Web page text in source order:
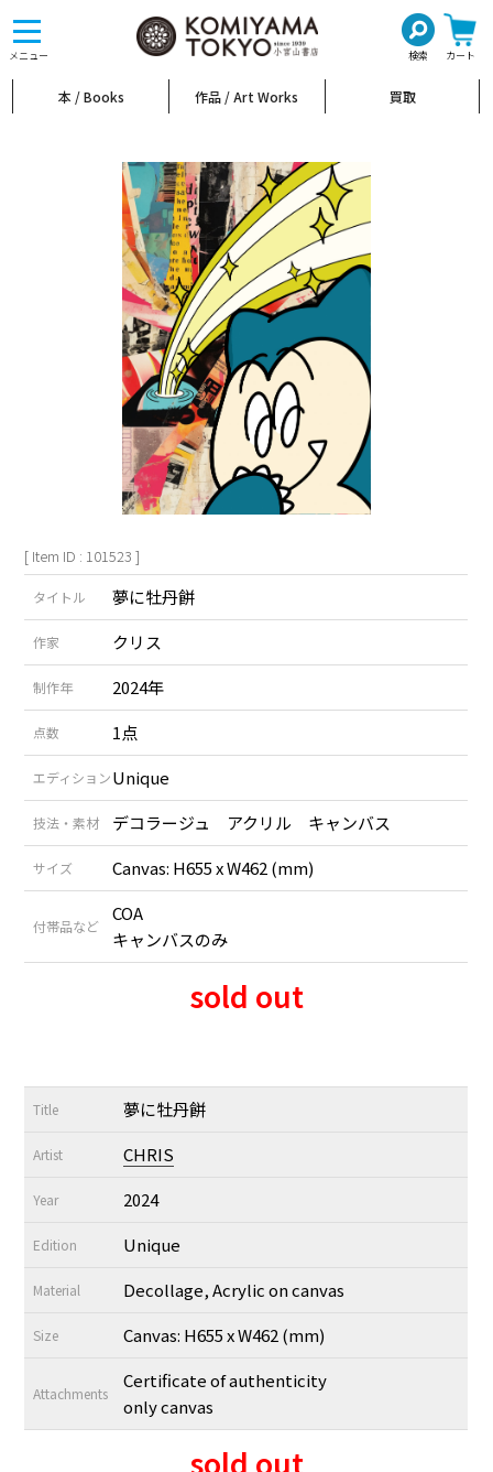
メニュー 検索 カート
toggle
navigation
本 / Books 作品 / Art Works 買取
[ Item ID : 101523 ]
タイトル 夢に牡丹餅
作家 クリス
制作年 2024年
点数 1点
エディションUnique
技法・素材 デコラージュ アクリル キャンバス
サイズ Canvas: H655 x W462 (mm)
付帯品など
COA
キャンバスのみ
sold out
Title 夢に牡丹餅
Artist CHRIS
Year 2024
Edition Unique
Material Decollage, Acrylic on canvas
Size Canvas: H655 x W462 (mm)
Attachments
Certificate of authenticity
only canvas
sold out